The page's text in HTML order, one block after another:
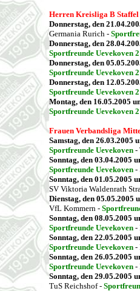
Herren Kreisliga B Staffel
Donnerstag, den
Germania Rurich -
Donnerstag, den
Sportfreunde Uevekoven 2
Donnerstag, den
Sportfreunde Uevekoven 2
Donnerstag, den
Sportfreunde Uevekoven 2
Montag, den 16.05.2005
Sportfreunde Uevekoven 2
Frauen Verbandsliga
Samstag, den 26.03.2005
Sportfreunde Uevekoven -
Sonntag, den 03.04.2005
Sportfreunde Uevekoven -
Sonntag, den 01.05.2005
SV Viktoria Waldenrath
Dienstag, den 05.05.2005
VfL Kommern -
Sonntag, den 08.05.2005
Sportfreunde Uevekoven -
Sonntag, den 22.05.2005
Sportfreunde Uevekoven -
Sonntag, den 26.05.2005
Sportfreunde Uevekoven -
Sonntag, den 29.05.2005
TuS Reichshof -